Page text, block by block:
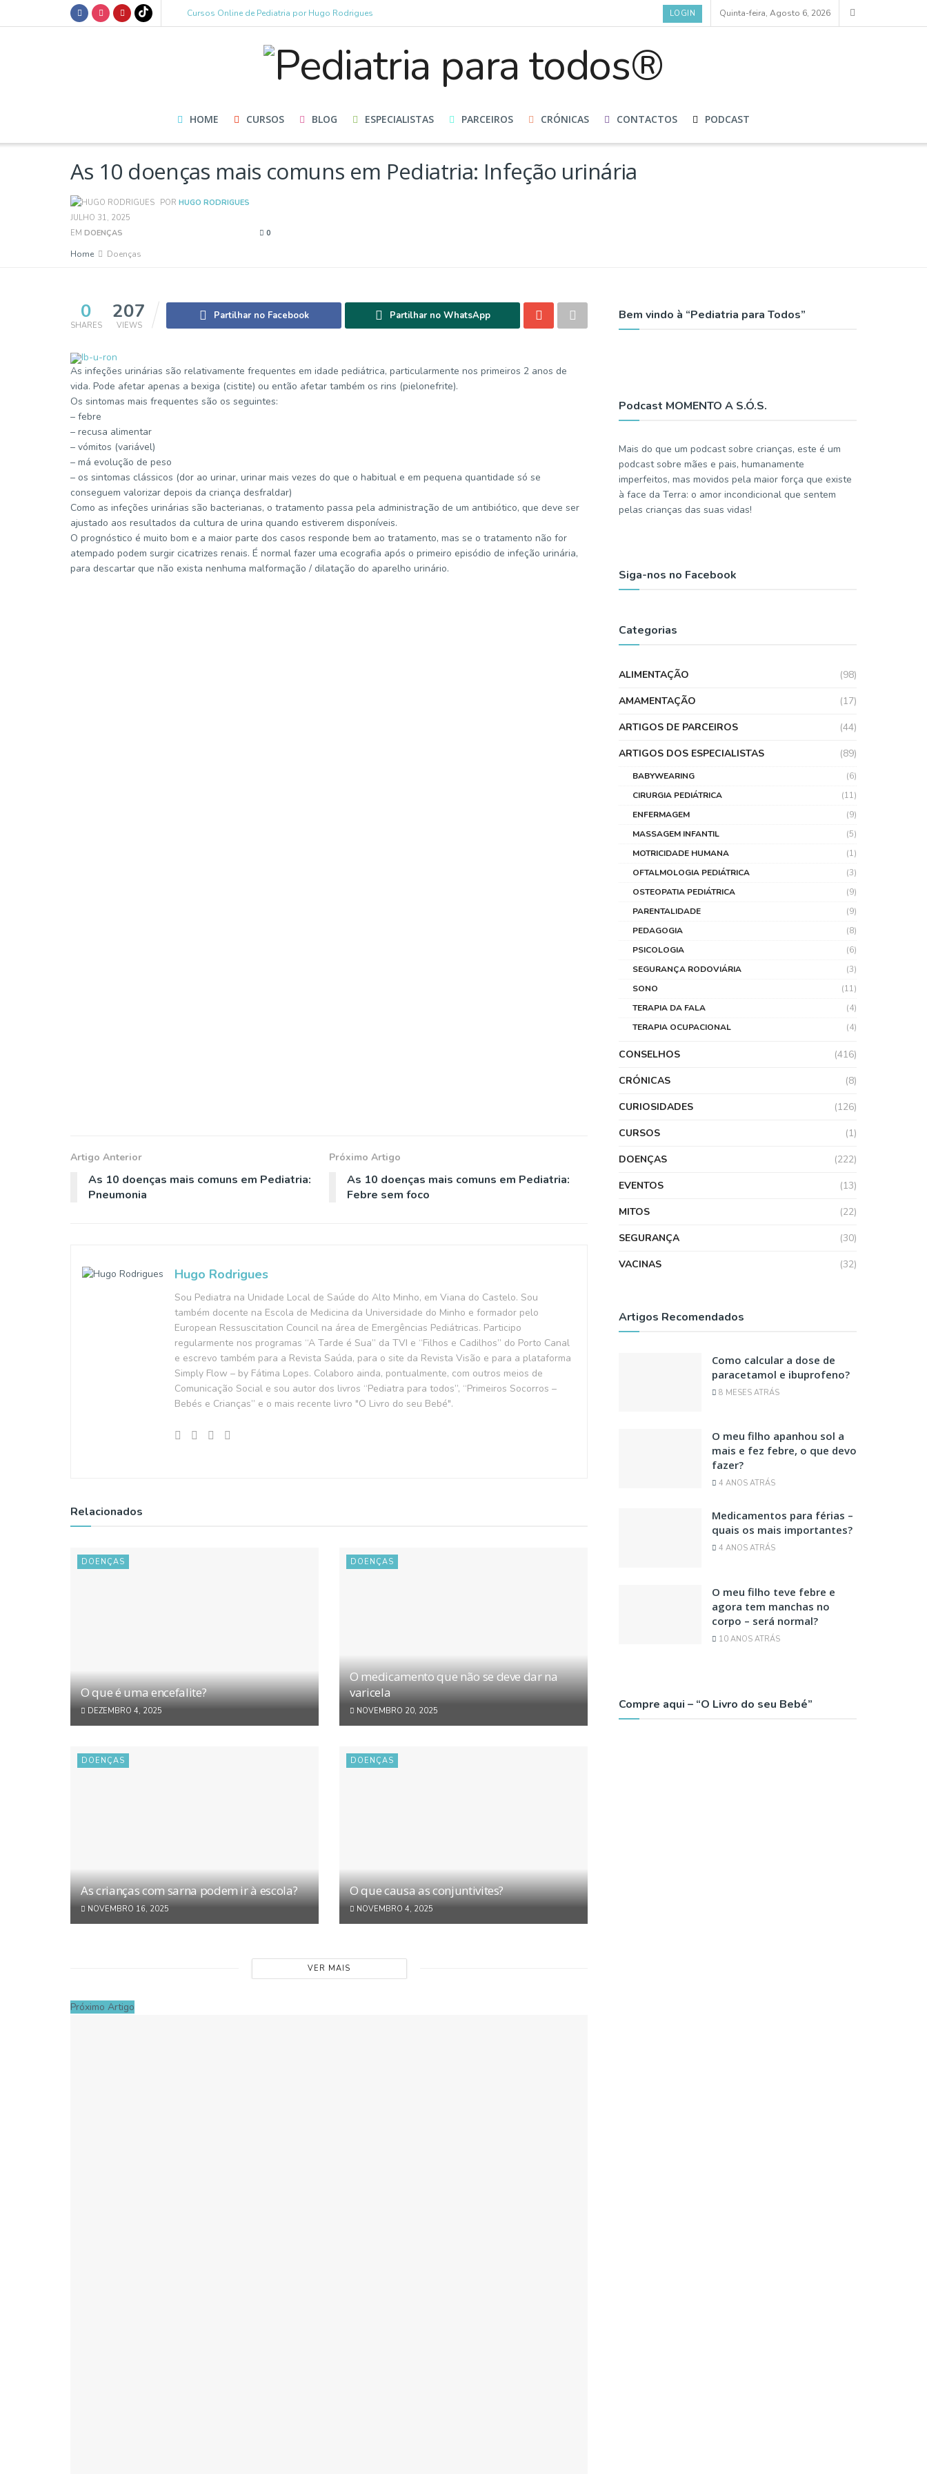
Cursos Online de Pediatria por Hugo Rodrigues LOGIN Quinta-feira, Agosto 6, 2026
HOME CURSOS BLOG ESPECIALISTAS PARCEIROS CRÓNICAS CONTACTOS PODCAST
As 10 doenças mais comuns em Pediatria: Infeção urinária
POR HUGO RODRIGUES
JULHO 31, 2025
EM DOENÇAS 0
Home Doenças
0
SHARES
207
VIEWS
Partilhar no Facebook Partilhar no WhatsApp
As infeções urinárias são relativamente frequentes em idade pediátrica, particularmente nos primeiros 2 anos de
vida. Pode afetar apenas a bexiga (cistite) ou então afetar também os rins (pielonefrite).
Os sintomas mais frequentes são os seguintes:
– febre
– recusa alimentar
– vómitos (variável)
– má evolução de peso
– os sintomas clássicos (dor ao urinar, urinar mais vezes do que o habitual e em pequena quantidade só se
conseguem valorizar depois da criança desfraldar)
Como as infeções urinárias são bacterianas, o tratamento passa pela administração de um antibiótico, que deve ser
ajustado aos resultados da cultura de urina quando estiverem disponíveis.
O prognóstico é muito bom e a maior parte dos casos responde bem ao tratamento, mas se o tratamento não for
atempado podem surgir cicatrizes renais. É normal fazer uma ecografia após o primeiro episódio de infeção urinária,
para descartar que não exista nenhuma malformação / dilatação do aparelho urinário.
Artigo Anterior
As 10 doenças mais comuns em Pediatria:
Pneumonia
Próximo Artigo
As 10 doenças mais comuns em Pediatria:
Febre sem foco
Hugo Rodrigues
Sou Pediatra na Unidade Local de Saúde do Alto Minho, em Viana do Castelo. Sou
também docente na Escola de Medicina da Universidade do Minho e formador pelo
European Ressuscitation Council na área de Emergências Pediátricas. Participo
regularmente nos programas “A Tarde é Sua” da TVI e “Filhos e Cadilhos” do Porto Canal
e escrevo também para a Revista Saúda, para o site da Revista Visão e para a plataforma
Simply Flow – by Fátima Lopes. Colaboro ainda, pontualmente, com outros meios de
Comunicação Social e sou autor dos livros “Pediatra para todos”, “Primeiros Socorros –
Bebés e Crianças” e o mais recente livro "O Livro do seu Bebé".
Relacionados
DOENÇAS
O que é uma encefalite?
DEZEMBRO 4, 2025
DOENÇAS
O medicamento que não se deve dar na
varicela
NOVEMBRO 20, 2025
DOENÇAS
As crianças com sarna podem ir à escola?
NOVEMBRO 16, 2025
DOENÇAS
O que causa as conjuntivites?
NOVEMBRO 4, 2025
VER MAIS
Próximo Artigo
Bem vindo à “Pediatria para Todos”
Podcast MOMENTO A S.Ó.S.
Mais do que um podcast sobre crianças, este é um
podcast sobre mães e pais, humanamente
imperfeitos, mas movidos pela maior força que existe
à face da Terra: o amor incondicional que sentem
pelas crianças das suas vidas!
Siga-nos no Facebook
Categorias
ALIMENTAÇÃO
(98)
AMAMENTAÇÃO
(17)
ARTIGOS DE PARCEIROS
(44)
ARTIGOS DOS ESPECIALISTAS
(89)
BABYWEARING
(6)
CIRURGIA PEDIÁTRICA
(11)
ENFERMAGEM
(9)
MASSAGEM INFANTIL
(5)
MOTRICIDADE HUMANA
(1)
OFTALMOLOGIA PEDIÁTRICA
(3)
OSTEOPATIA PEDIÁTRICA
(9)
PARENTALIDADE
(9)
PEDAGOGIA
(8)
PSICOLOGIA
(6)
SEGURANÇA RODOVIÁRIA
(3)
SONO
(11)
TERAPIA DA FALA
(4)
TERAPIA OCUPACIONAL
(4)
CONSELHOS
(416)
CRÓNICAS
(8)
CURIOSIDADES
(126)
CURSOS
(1)
DOENÇAS
(222)
EVENTOS
(13)
MITOS
(22)
SEGURANÇA
(30)
VACINAS
(32)
Artigos Recomendados
Como calcular a dose de
paracetamol e ibuprofeno?
8 MESES ATRÁS
O meu filho apanhou sol a
mais e fez febre, o que devo
fazer?
4 ANOS ATRÁS
Medicamentos para férias –
quais os mais importantes?
4 ANOS ATRÁS
O meu filho teve febre e
agora tem manchas no
corpo – será normal?
10 ANOS ATRÁS
Compre aqui – “O Livro do seu Bebé”